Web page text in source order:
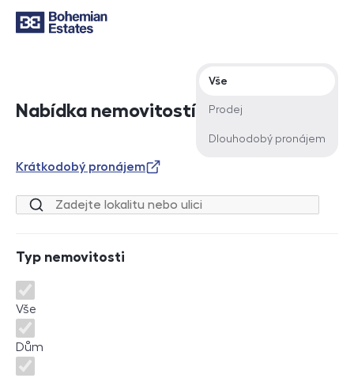
Nabídka nemovitostí
Typ nabídky
Vše
Prodej
Dlouhodobý pronájem
Krátkodobý pronájem
Lokalita nebo ulice
Typ nemovitosti
Typ nemovitosti
Vše
Dům